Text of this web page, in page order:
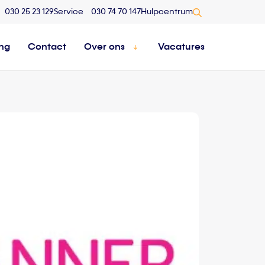
030 25 23 129Service 030 74 70 147Hulpcentrum
Contact Over ons Vacatures